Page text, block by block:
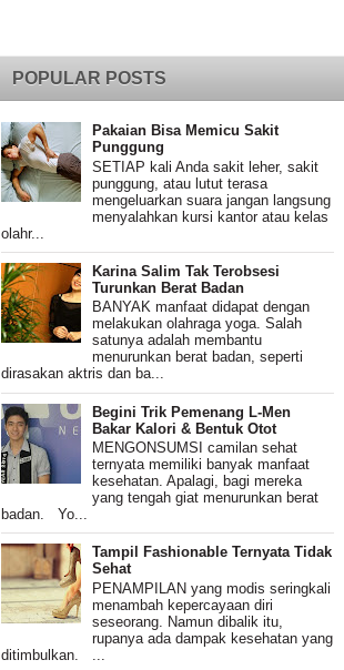
POPULAR POSTS
Pakaian Bisa Memicu Sakit
Punggung
SETIAP kali Anda sakit leher, sakit
punggung, atau lutut terasa
mengeluarkan suara jangan langsung
menyalahkan kursi kantor atau kelas
olahr...
Karina Salim Tak Terobsesi
Turunkan Berat Badan
BANYAK manfaat didapat dengan
melakukan olahraga yoga. Salah
satunya adalah membantu
menurunkan berat badan, seperti
dirasakan aktris dan ba...
Begini Trik Pemenang L-Men
Bakar Kalori & Bentuk Otot
MENGONSUMSI camilan sehat
ternyata memiliki banyak manfaat
kesehatan. Apalagi, bagi mereka
yang tengah giat menurunkan berat
badan. Yo...
Tampil Fashionable Ternyata Tidak
Sehat
PENAMPILAN yang modis seringkali
menambah kepercayaan diri
seseorang. Namun dibalik itu,
rupanya ada dampak kesehatan yang
ditimbulkan. ...